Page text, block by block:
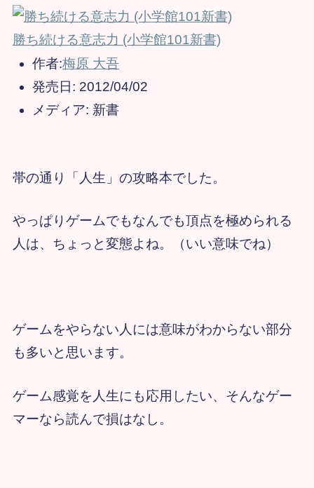
勝ち続ける意志力 (小学館101新書)
作者:梅原 大吾
発売日: 2012/04/02
メディア: 新書
帯の通り「人生」の攻略本でした。
やっぱりゲームでもなんでも頂点を極められる
人は、ちょっと変態よね。（いい意味でね）
ゲームをやらない人には意味がわからない部分
も多いと思います。
ゲーム感覚を人生にも応用したい、そんなゲー
マーなら読んで損はなし。